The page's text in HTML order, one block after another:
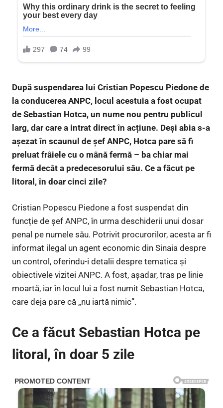
După suspendarea lui Cristian Popescu Piedone de
la conducerea ANPC, locul acestuia a fost ocupat
de Sebastian Hotca, un nume nou pentru publicul
larg, dar care a intrat direct în acțiune. Deși abia s-a
așezat în scaunul de șef ANPC, Hotca pare să fi
preluat frâiele cu o mână fermă – ba chiar mai
fermă decât a predecesorului său. Ce a făcut pe
litoral, în doar cinci zile?
Cristian Popescu Piedone a fost suspendat din
funcție de șef ANPC, în urma deschiderii unui dosar
penal pe numele său. Potrivit procurorilor, acesta ar fi
informat ilegal un agent economic din Sinaia despre
un control, oferindu-i detalii despre tematica și
obiectivele vizitei ANPC. A fost, așadar, tras pe linie
moartă, iar în locul lui a fost numit Sebastian Hotca,
care deja pare că „nu iartă nimic”.
Ce a făcut Sebastian Hotca pe
litoral, în doar 5 zile